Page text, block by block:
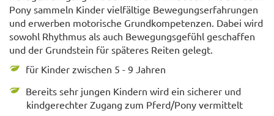
Pony sammeln Kinder vielfältige Bewegungserfahrungen
und erwerben motorische Grundkompetenzen. Dabei wird
sowohl Rhythmus als auch Bewegungsgefühl geschaffen
und der Grundstein für späteres Reiten gelegt.
für Kinder zwischen 5 - 9 Jahren
Bereits sehr jungen Kindern wird ein sicherer und
kindgerechter Zugang zum Pferd/Pony vermittelt